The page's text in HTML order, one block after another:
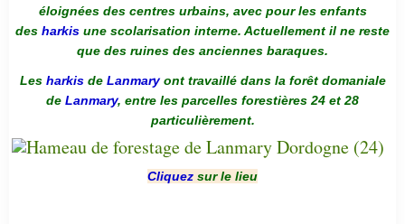
éloignées des centres urbains, avec pour les enfants
des harkis une scolarisation interne. Actuellement il ne reste
que des ruines des anciennes baraques.
Les harkis de Lanmaryont travaillé dans la forêt domaniale
de Lanmary, entre les parcelles forestières 24 et 28
particulièrement.
Cliquez sur le lieu